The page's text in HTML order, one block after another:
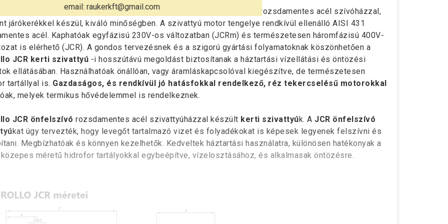
email: raukerkft@gmail.com
JCR kerti szivattyúszivattyú család valamennyi tagja AISI 304 rozsdamentes acél szívóházzal,
járókerékkel készül, kiváló minőségben. A szivattyú motor tengelye rendkívül ellenálló AISI 431
acél. Kaphatóak egyfázisú 230V-os változatban (JCRm) és természetesen háromfázisú 400V-
is elérhető (JCR). A gondos tervezésnek és a szigorú gyártási folyamatoknak köszönhetően a
JCR kerti szivattyú -i hosszútávú megoldást biztosítanak a háztartási vízellátási és öntözési
ellátásában. Használhatóak önállóan, vagy áramláskapcsolóval kiegészítve, de természetesen
tartállyal is. Gazdaságos, és rendkívül jó hatásfokkal rendelkező, réz tekercselésű motorokkal
melyek termikus hővédelemmel is rendelkeznek.
JCR önfelszívó rozsdamentes acél szivattyúházzal készült kerti szivattyúk. A JCR önfelszívó
kat úgy tervezték, hogy levegőt tartalmazó vizet és folyadékokat is képesek legyenek felszívni és
Megbízhatóak és könnyen kezelhetők. Kedveltek háztartási használatra, különösen hatékonyak a
méretű hidrofor tartályokkal egybeépítve, vízelosztásához, és alkalmasak öntözésre.